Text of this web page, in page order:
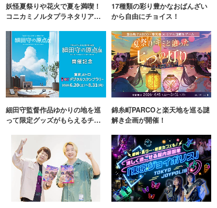
妖怪夏祭りや花火で夏を満喫！
コニカミノルタプラネタリア
17種類の彩り豊かなおばんざい
から自由にチョイス！
細田守監督作品ゆかりの地を巡
って限定グッズがもらえるチャ
錦糸町PARCOと楽天地を巡る謎
解き企画が開催！